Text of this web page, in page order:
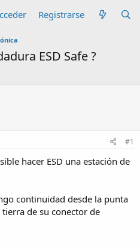
Registrarse
ESD Safe ?
#1
hacer ESD una estación de
continuidad desde la punta
de su conector de